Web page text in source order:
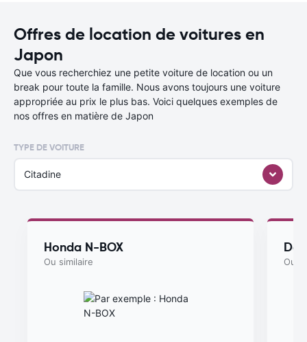
Offres de location de voitures en
Japon
Que vous recherchiez une petite voiture de location ou un
break pour toute la famille. Nous avons toujours une voiture
appropriée au prix le plus bas. Voici quelques exemples de
nos offres en matière de Japon
TYPE DE VOITURE
Citadine
Honda N-BOX
Ou similaire Ou